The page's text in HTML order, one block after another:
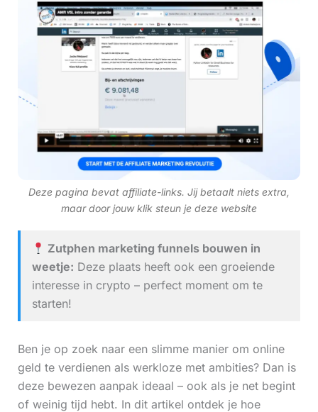
Deze pagina bevat affiliate-links. Jij betaalt niets extra,
maar door jouw klik steun je deze website
Zutphen marketing funnels bouwen in
weetje: Deze plaats heeft ook een groeiende
interesse in crypto – perfect moment om te
starten!
Ben je op zoek naar een slimme manier om online
geld te verdienen als werkloze met ambities? Dan is
deze bewezen aanpak ideaal – ook als je net begint
of weinig tijd hebt. In dit artikel ontdek je hoe